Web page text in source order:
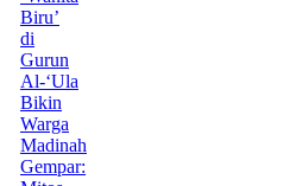
Biru’
di
Gurun
Al-‘Ula
Bikin
Warga
Madinah
Gempar: